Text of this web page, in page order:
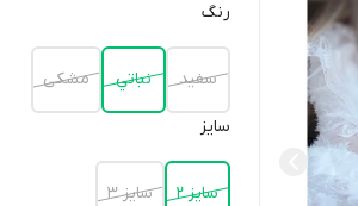
رنگ
سفيد نباتي مشكى
سايز
سايز ٢ سايز ٣